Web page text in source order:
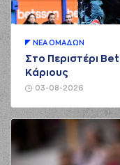
03-08-2026
ΝΕA ΟΜAΔΩΝ
Στο Περιστέρι
Κάριους